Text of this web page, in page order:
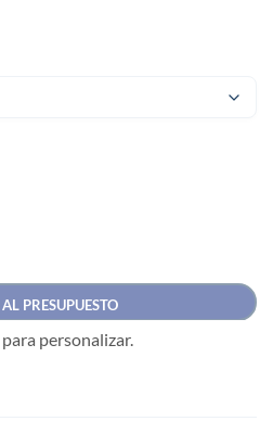
PRESUPUESTO
personalizar.